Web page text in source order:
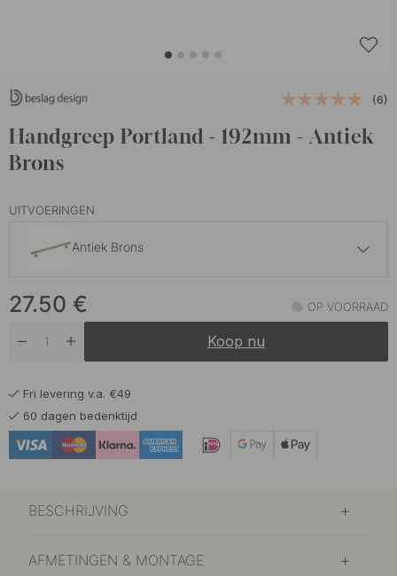
(6)
Handgreep Portland - 192mm - Antiek
Brons
UITVOERINGEN
Antiek Brons
Mat Zwart Op voorraad
27.50 € OP VOORRAAD
Koop nu
Fri levering v.a. €49
60 dagen bedenktijd
BESCHRIJVING
AFMETINGEN & MONTAGE